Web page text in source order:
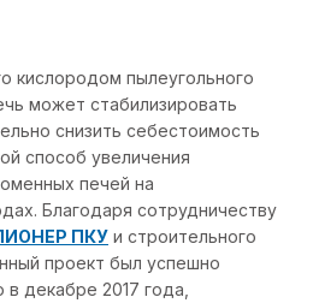
кислородом пылеугольного
может стабилизировать
снизить себестоимость
способ увеличения
печей на
Благодаря сотрудничеству
ПКУ и строительного
проект был успешно
декабре 2017 года,